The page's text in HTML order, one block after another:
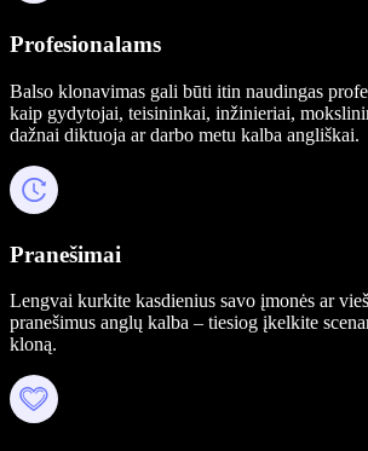
Profesionalams
Balso klonavimas gali būti itin naudingas
kaip gydytojai, teisininkai, inžinieriai,
dažnai diktuoja ar darbo metu kalba angliškai.
Pranešimai
Lengvai kurkite kasdienius savo įmonės ar
pranešimus anglų kalba – tiesiog įkelkite
kloną.